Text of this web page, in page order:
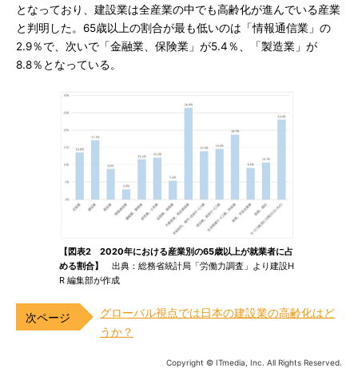
となっており、建設業は全産業の中でも高齢化が進んでいる産業
と判明した。65歳以上の割合が最も低いのは「情報通信業」の
2.9％で、次いで「金融業、保険業」が5.4％、「製造業」が
8.8％となっている。
【図表2 2020年における産業別の65歳以上が就業者に占
める割合】
出典：総務省統計局「労働力調査」より建設H
R 編集部が作成
グローバル視点では日本の建設業の高齢化はど
うか？
Copyright © ITmedia, Inc. All Rights Reserved.